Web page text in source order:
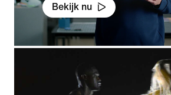
Bekijk nu